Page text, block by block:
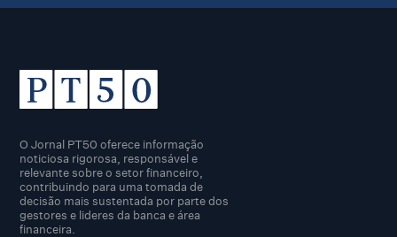
O Jornal PT50 oferece informação
noticiosa rigorosa, responsável e
relevante sobre o setor financeiro,
contribuindo para uma tomada de
decisão mais sustentada por parte dos
gestores e lideres da banca e área
financeira.